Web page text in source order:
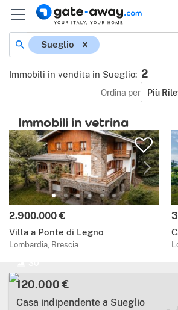
Sueglio
Immobili in vendita in Sueglio: 2
Ordina per Più
Immobili in vetrina
2.900.000 €
Villa a Ponte di Legno
Lombardia, Brescia
120.000 €
Casa indipendente a Sueglio